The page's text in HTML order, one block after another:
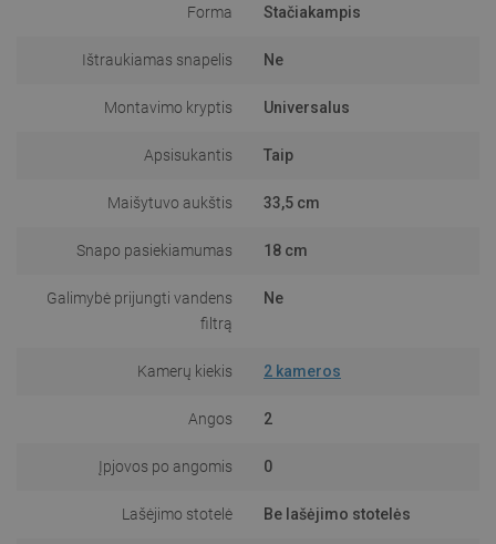
Forma Stačiakampis
Ištraukiamas snapelis Ne
Montavimo kryptis Universalus
Apsisukantis Taip
Maišytuvo aukštis 33,5 cm
Snapo pasiekiamumas 18 cm
Galimybė prijungti vandens
filtrą
Ne
Kamerų kiekis 2 kameros
Angos 2
Įpjovos po angomis 0
Lašėjimo stotelė Be lašėjimo stotelės